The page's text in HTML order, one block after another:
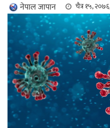
नेपाल जापान चैत्र १५, २०७६